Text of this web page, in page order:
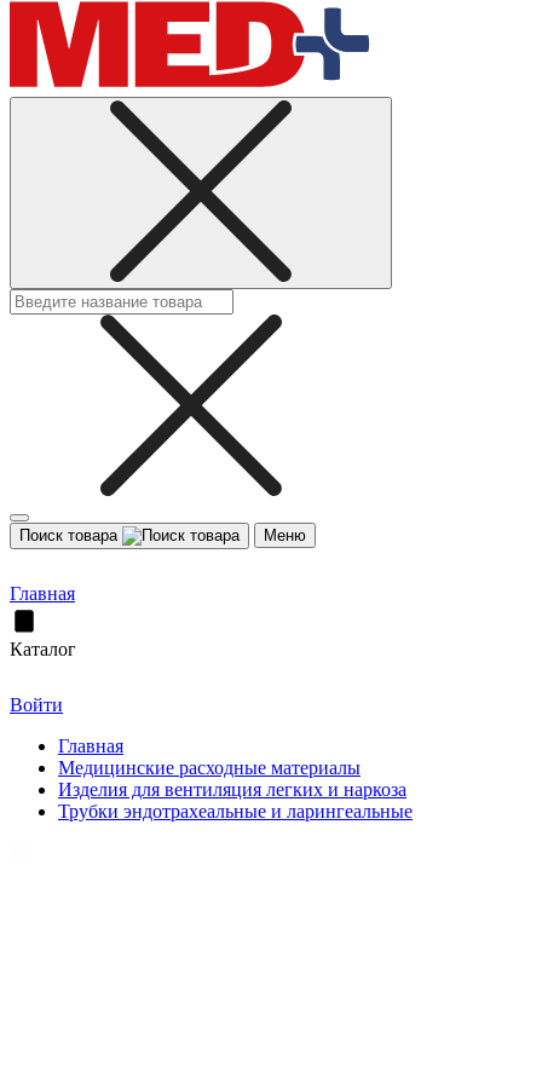
Поиск товара Меню
Главная
Каталог
Войти
Главная
Медицинские расходные материалы
Изделия для вентиляция легких и наркоза
Трубки эндотрахеальные и ларингеальные